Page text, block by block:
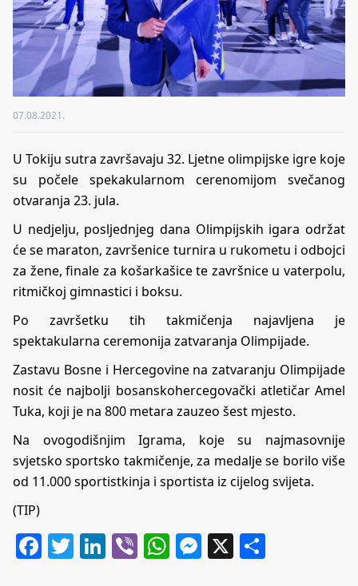
07.08.2021.
U Tokiju sutra završavaju 32. Ljetne olimpijske igre koje
su počele spekakularnom cerenomijom svečanog
otvaranja 23. jula.
U nedjelju, posljednjeg dana Olimpijskih igara održat
će se maraton, završenice turnira u rukometu i odbojci
za žene, finale za košarkašice te završnice u vaterpolu,
ritmičkoj gimnastici i boksu.
Po završetku tih takmičenja najavljena je
spektakularna ceremonija zatvaranja Olimpijade.
Zastavu Bosne i Hercegovine na zatvaranju Olimpijade
nosit će najbolji bosanskohercegovački atletičar Amel
Tuka, koji je na 800 metara zauzeo šest mjesto.
Na ovogodišnjim Igrama, koje su najmasovnije
svjetsko sportsko takmičenje, za medalje se borilo više
od 11.000 sportistkinja i sportista iz cijelog svijeta.
(TIP)
Facebook
Twitter
LinkedIn
ViberWhatsApp
Messenger
X